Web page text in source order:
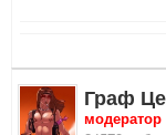
Граф
модератор